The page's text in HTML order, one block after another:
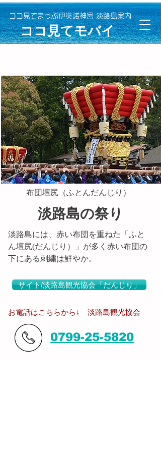
ココ見てまっぷ伊奘諾神宮 淡路島案内
​ココ見てモバイ
ル
​布団壇尻（ふとんだんじり）
淡路島の祭り
淡路島には、赤い布団を重ねた「ふと
ん壇尻(だんじり）」が多く赤い布団の
下にある刺繍は鮮やか。
サイト/淡路島観光協会「だんじり」
​お電話はこちらから↓ 淡路島観光協会
0799-25-5820